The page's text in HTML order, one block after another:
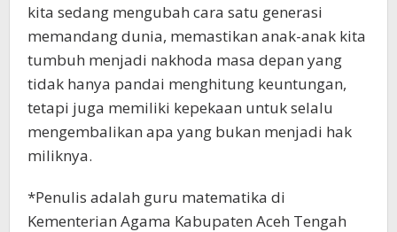
kita sedang mengubah cara satu generasi
memandang dunia, memastikan anak-anak kita
tumbuh menjadi nakhoda masa depan yang
tidak hanya pandai menghitung keuntungan,
tetapi juga memiliki kepekaan untuk selalu
mengembalikan apa yang bukan menjadi hak
miliknya.
*Penulis adalah guru matematika di
Kementerian Agama Kabupaten Aceh Tengah